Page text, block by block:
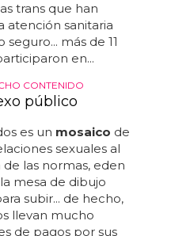
trans que han
atención sanitaria
más de 11
en...
CONTENIDO
público
es un mosaico de
sexuales al
las normas, eden
mesa de dibujo
subir... de hecho,
llevan mucho
de pagos por sus